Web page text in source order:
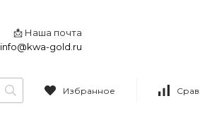
📩 Наша почта
info@kwa-gold.ru
Избранное